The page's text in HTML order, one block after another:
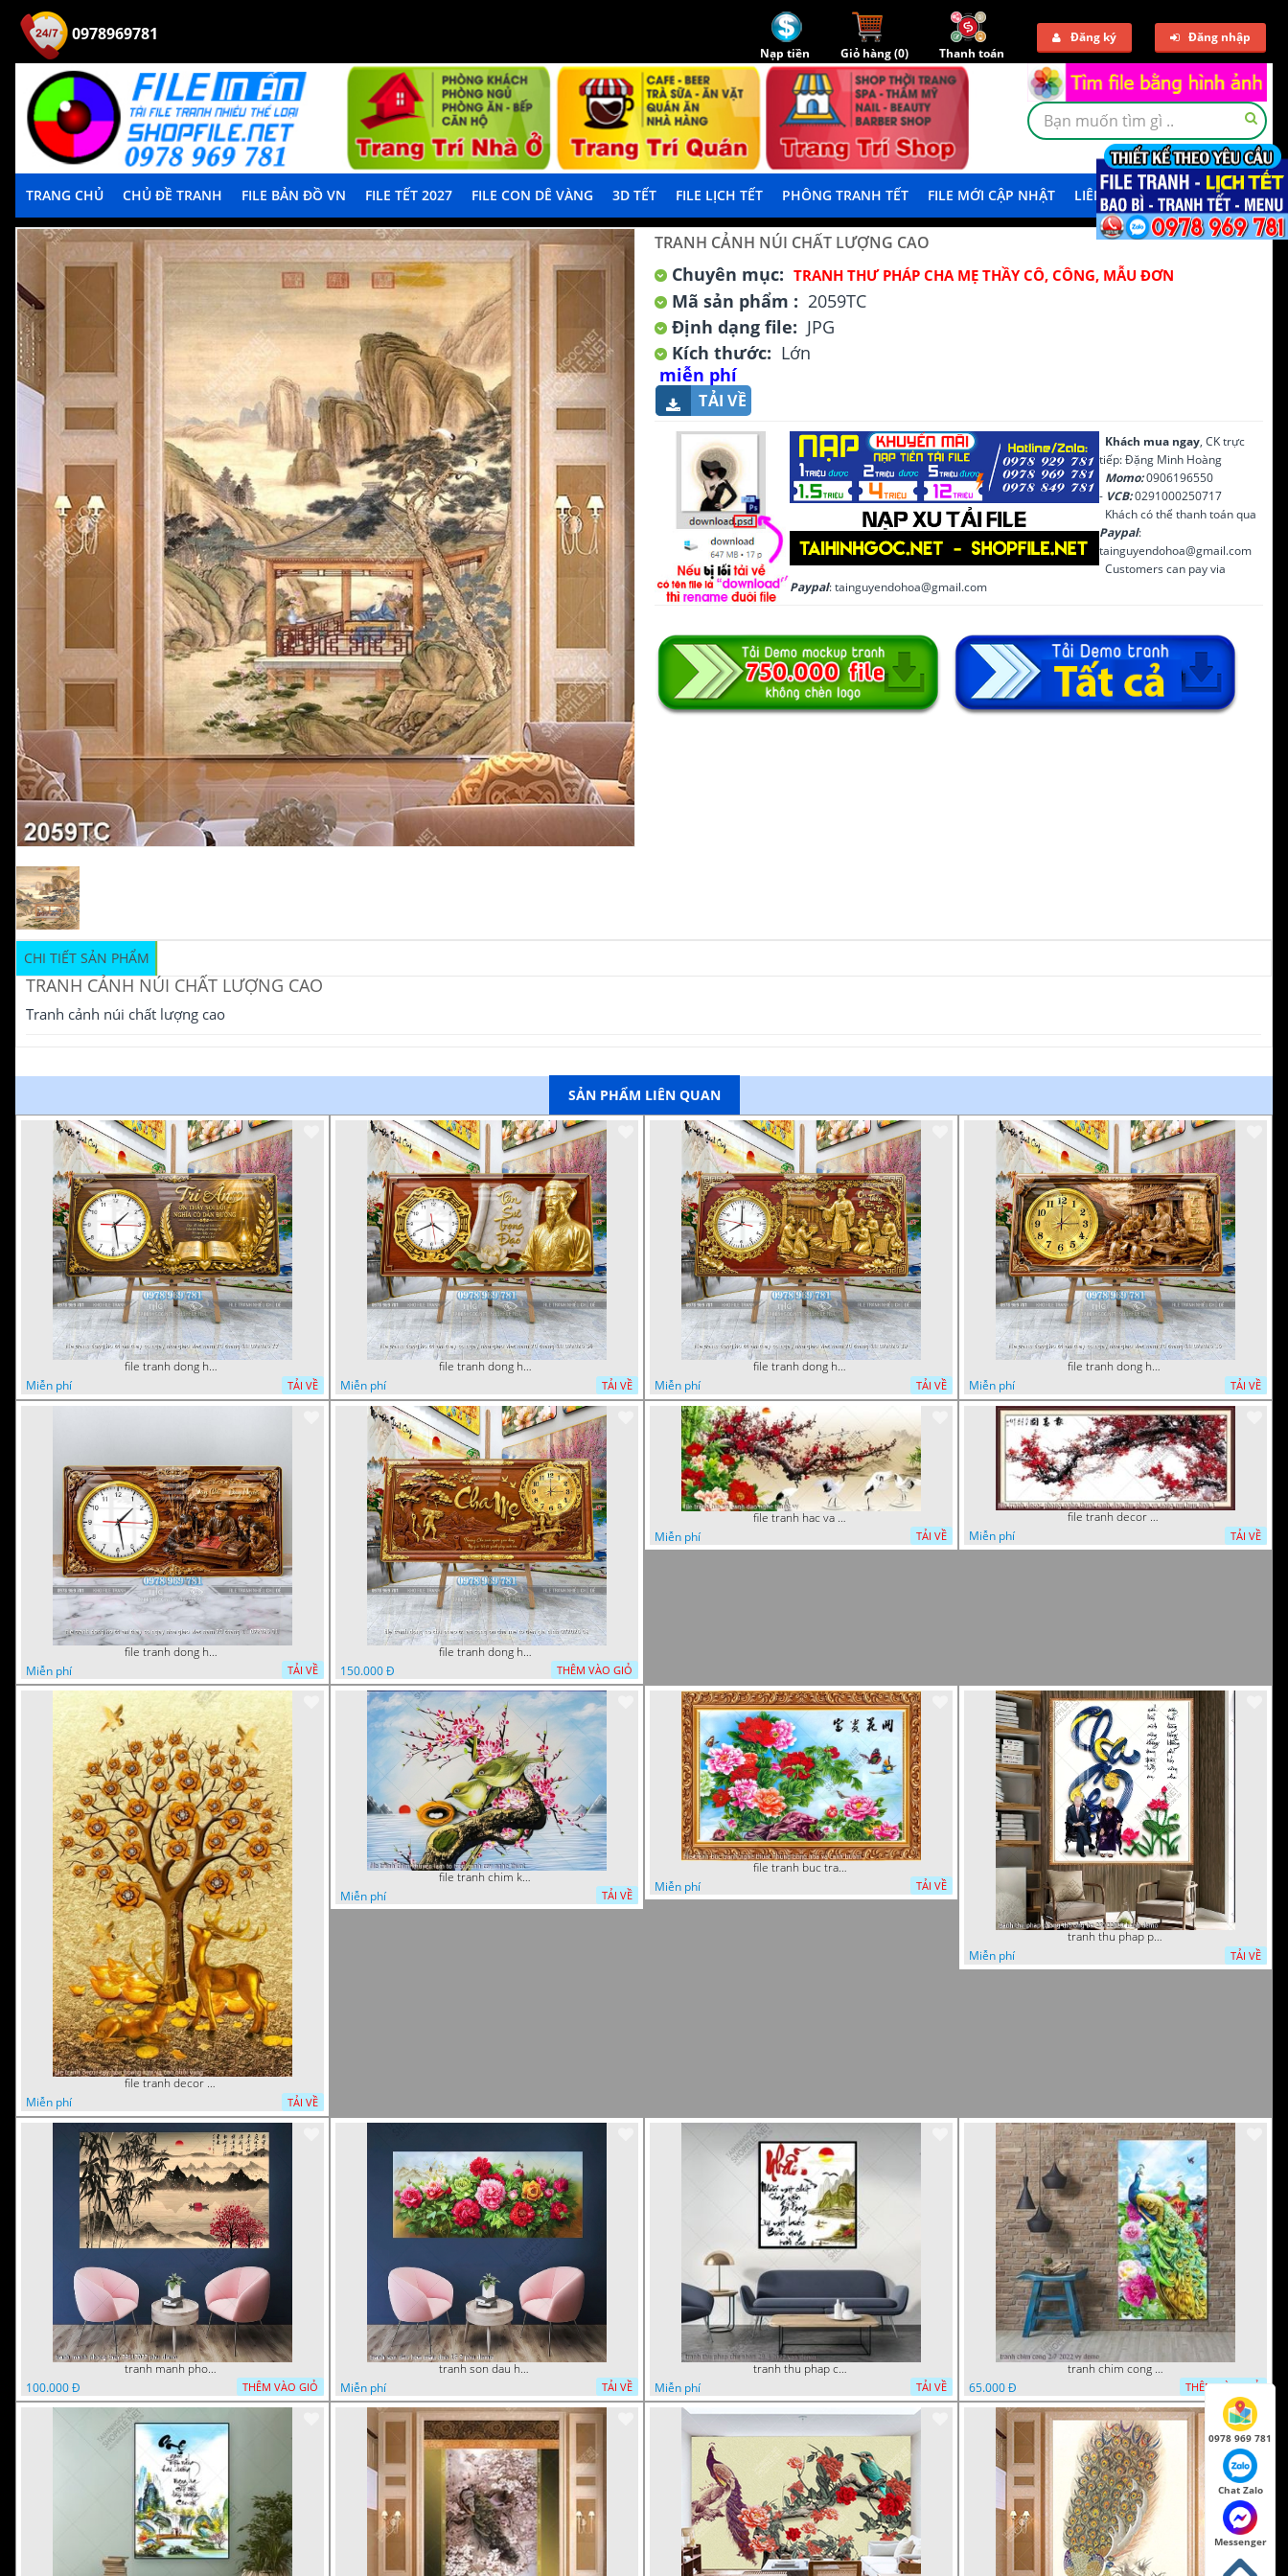
0978969781
Nạp tiền Giỏ hàng (0) Thanh toán
Đăng ký Đăng nhập
TRANG CHỦ CHỦ ĐỀ TRANH FILE BẢN ĐỒ VN FILE TẾT 2027 FILE CON DÊ VÀNG 3D TẾT FILE LỊCH TẾT PHÔNG TRANH TẾT FILE MỚI CẬP NHẬT LIÊN HỆ TẢI DEMO
TRANH CẢNH NÚI CHẤT LƯỢNG CAO
Chuyên mục: TRANH THƯ PHÁP CHA MẸ THẦY CÔ, CÔNG, MẪU ĐƠN
Mã sản phẩm : 2059TC
Định dạng file: JPG
Kích thước: Lớn
miễn phí
TẢI VỀ
Khách mua ngay, CK trực
tiếp: Đặng Minh Hoàng
Momo:0906196550
- VCB:0291000250717
Khách có thể thanh toán qua
Paypal:
tainguyendohoa@gmail.com
Customers can pay via
Paypal: tainguyendohoa@gmail.com
CHI TIẾT SẢN PHẨM
TRANH CẢNH NÚI CHẤT LƯỢNG CAO
Tranh cảnh núi chất lượng cao
SẢN PHẨM LIÊN QUAN
file tranh dong ho tri an thay co ngay nha giao viet nam 20 thang 11 072026 77
Miễn phí
TẢI VỀ
file tranh dong ho tri an thay co ngay nha giao viet nam 20 thang 11 072026 54
Miễn phí
TẢI VỀ
file tranh dong ho tri an thay co ngay nha giao viet nam 20 thang 11 072026 39
Miễn phí
TẢI VỀ
file tranh dong ho tri an thay co ngay nha giao viet nam 20 thang 11 072026 16
Miễn phí
TẢI VỀ
file tranh dong ho tri an thay co ngay nha giao viet nam 20 thang 11 072026 01
Miễn phí
TẢI VỀ
file tranh dong ho thu phap tri an cong on cha me to tien gia dinh 072026 09
150.000 Đ
THÊM VÀO GIỎ
file tranh hac va canh dao nghe thuat vy
Miễn phí
TẢI VỀ
file tranh decor phong nghe thuat canh dao thu phap va song nui huu tinh 3
Miễn phí
TẢI VỀ
file tranh decor cay hoa hoang kim va con huoi vang
Miễn phí
TẢI VỀ
file tranh chim khuyen lam to tren canh cay nghe thuat
Miễn phí
TẢI VỀ
file tranh buc tranh nghe thuat nhung bong hoa va canh buom
Miễn phí
TẢI VỀ
tranh thu phap phong tho ong ba 23022023 hanh
Miễn phí
TẢI VỀ
tranh manh phong thuy 29112022 phu
100.000 Đ
THÊM VÀO GIỎ
tranh son dau hoa mau don 16 9 phu
Miễn phí
TẢI VỀ
tranh thu phap chu nhan 29 4 2022 van
Miễn phí
TẢI VỀ
tranh chim cong 2 7 2022 vy
65.000 Đ
THÊM VÀO GIỎ
0978 969 781
Chat Zalo
Messenger